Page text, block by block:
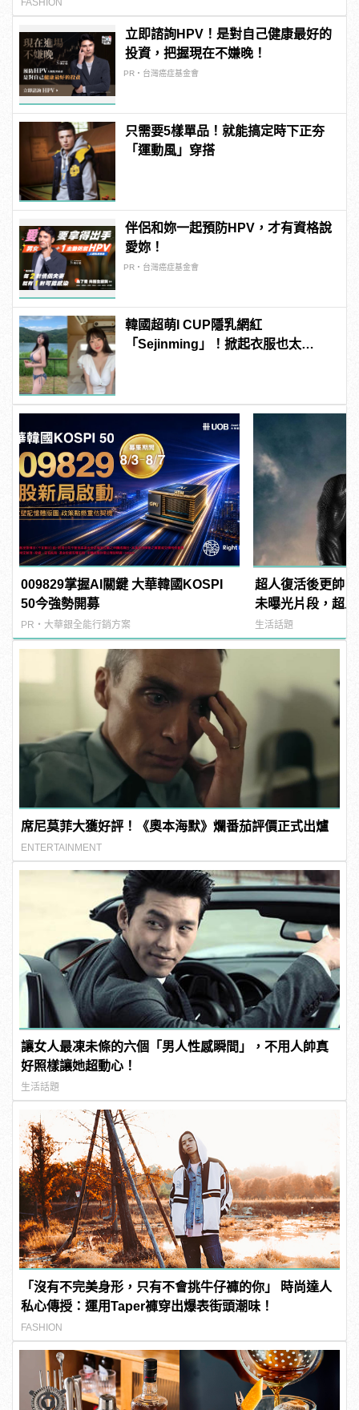
FASHION
立即諮詢HPV！是對自己健康最好的
投資，把握現在不嫌晚！
PR・台灣癌症基金會
只需要5樣單品！就能搞定時下正夯
「運動風」穿搭
伴侶和妳一起預防HPV，才有資格說
愛妳！
PR・台灣癌症基金會
韓國超萌I CUP隱乳網紅
「Sejinming」！掀起衣服也太
009829掌握AI關鍵 大華韓國KOSPI
50今強勢開募
PR・大華銀全能行銷方案
超人復活後更帥
未曝光片段，超
曝光！ |
生活話題
席尼莫菲大獲好評！《奧本海默》爛番茄評價正式出爐
ENTERTAINMENT
讓女人最凍未條的六個「男人性感瞬間」，不用人帥真
好照樣讓她超動心！
生活話題
「沒有不完美身形，只有不會挑牛仔褲的你」 時尚達人
私心傳授：運用Taper褲穿出爆表街頭潮味！
FASHION